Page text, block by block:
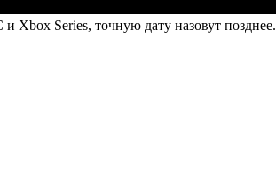
и Xbox Series, точную дату назовут позднее.